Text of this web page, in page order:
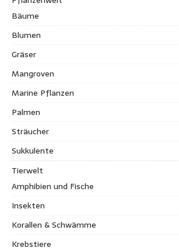
Bäume
Blumen
Gräser
Mangroven
Marine Pflanzen
Palmen
Sträucher
Sukkulente
Tierwelt
Amphibien und Fische
Insekten
Korallen & Schwämme
Krebstiere